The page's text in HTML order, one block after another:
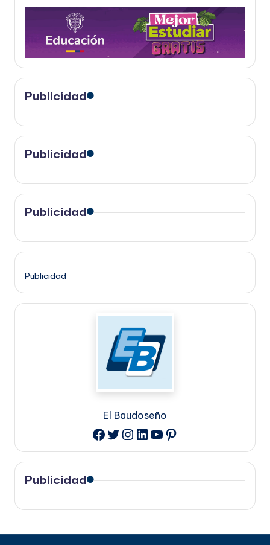
Publicidad
Publicidad
Publicidad
Publicidad
El Baudoseño
Facebook
Twitter
Instagram
LinkedIn
YouTube
Pinterest
Publicidad